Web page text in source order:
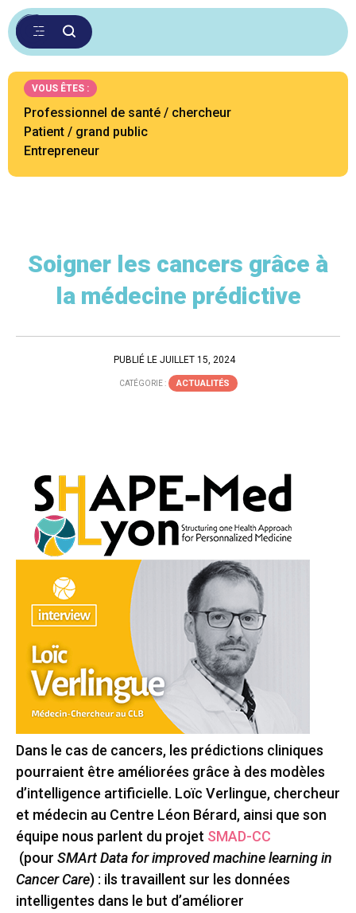
VOUS ÊTES :
Professionnel de santé / chercheur
Patient / grand public
Entrepreneur
Soigner les cancers grâce à
la médecine prédictive
PUBLIÉ LE JUILLET 15, 2024
CATÉGORIE : ACTUALITÉS
Dans le cas de cancers, les prédictions cliniques
pourraient être améliorées grâce à des modèles
d’intelligence artificielle. Loïc Verlingue, chercheur
et médecin au Centre Léon Bérard, ainsi que son
équipe nous parlent du projet SMAD-CC
(pour SMArt Data for improved machine learning in
Cancer Care) : ils travaillent sur les données
intelligentes dans le but d’améliorer